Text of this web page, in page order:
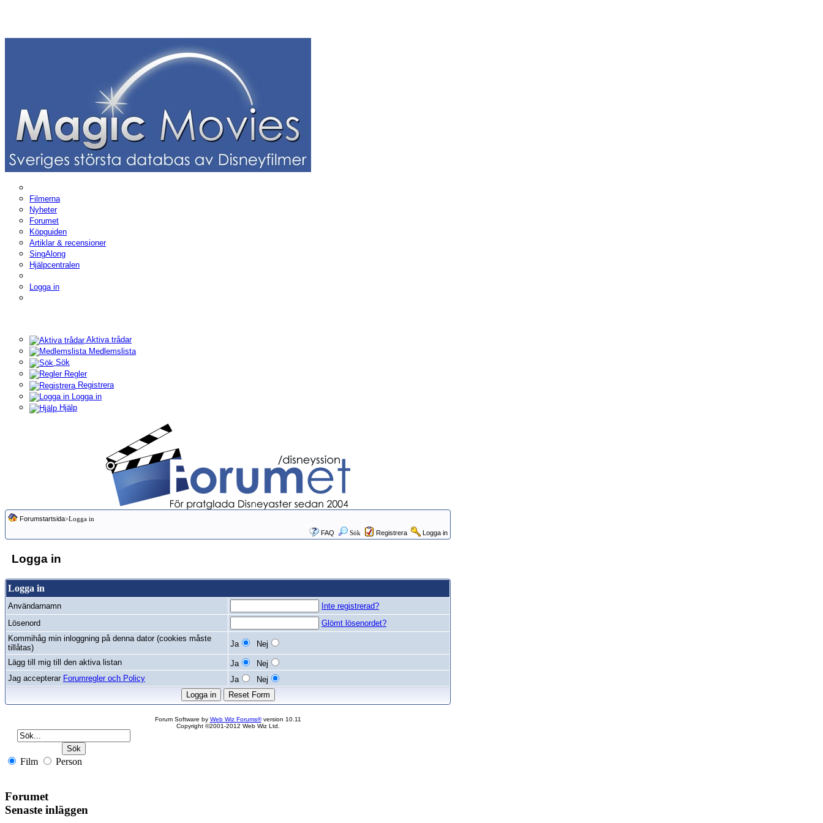
Filmerna
Nyheter
Forumet
Köpguiden
Artiklar & recensioner
SingAlong
Hjälpcentralen
Logga in
Aktiva trådar
Medlemslista
Sök
Regler
Registrera
Logga in
Hjälp
Forumstartsida>Logga in
FAQ
Sök Registrera Logga in
Logga in
Logga in
Användarnamn
Inte registrerad?
Lösenord
Glömt lösenordet?
Kommihåg min inloggning på denna dator (cookies måste
tillåtas)
Ja
Nej
Lägg till mig till den aktiva listan
Ja
Nej
Jag accepterar Forumregler och Policy Ja Nej
Forum Software by Web Wiz Forums®version 10.11
Copyright ©2001-2012 Web Wiz Ltd.
Film Person
Forumet
Senaste inläggen